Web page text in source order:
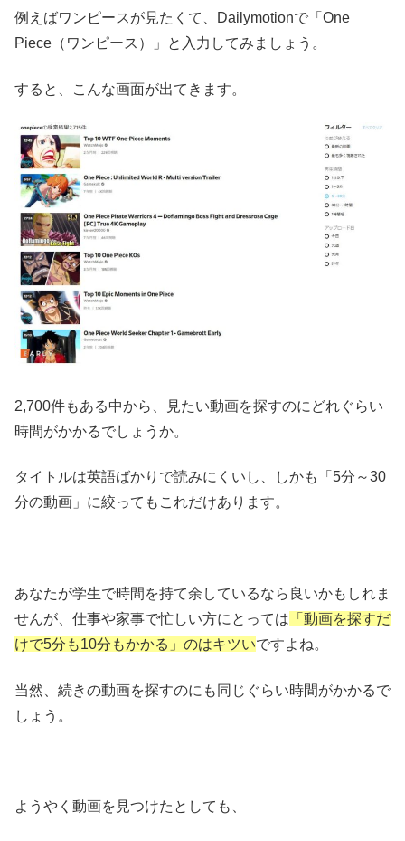
例えばワンピースが見たくて、Dailymotionで「One
Piece（ワンピース）」と入力してみましょう。
すると、こんな画面が出てきます。
2,700件もある中から、見たい動画を探すのにどれぐらい
時間がかかるでしょうか。
タイトルは英語ばかりで読みにくいし、しかも「5分～30
分の動画」に絞ってもこれだけあります。
あなたが学生で時間を持て余しているなら良いかもしれま
せんが、仕事や家事で忙しい方にとっては 「動画を探すだ
けで5分も10分もかかる」のはキツいですよね。
当然、続きの動画を探すのにも同じぐらい時間がかかるで
しょう。
ようやく動画を見つけたとしても、